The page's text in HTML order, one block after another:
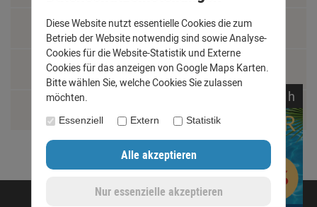
Jobs
Montage und Installationshilfen
©opyright 2020 - www.dachrinnen-shop.de
h
Diese Website nutzt essentielle Cookies die zum
Betrieb der Website notwendig sind sowie Analyse-
Cookies für die Website-Statistik und Externe
Cookies für das anzeigen von Google Maps Karten.
Bitte wählen Sie, welche Cookies Sie zulassen
möchten.
Essenziell Extern Statistik